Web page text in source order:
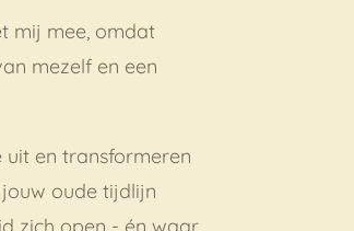
mij mee, omdat
mezelf en een
uit en transformeren
oude tijdlijn
zich open - én waar